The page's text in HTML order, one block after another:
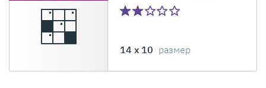
14 x 10 размер